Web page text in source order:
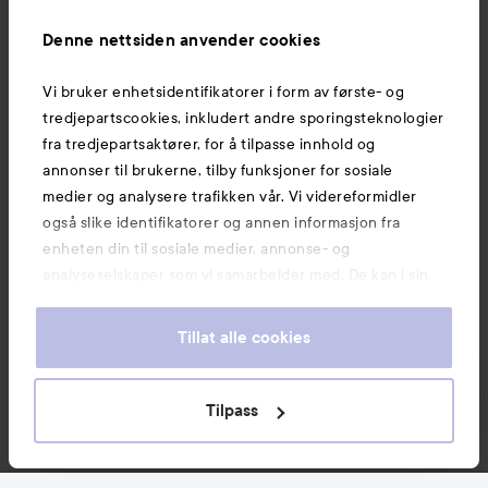
Denne nettsiden anvender cookies
Vi bruker enhetsidentifikatorer i form av første- og
tredjepartscookies, inkludert andre sporingsteknologier
fra tredjepartsaktører, for å tilpasse innhold og
annonser til brukerne, tilby funksjoner for sosiale
medier og analysere trafikken vår. Vi videreformidler
også slike identifikatorer og annen informasjon fra
enheten din til sosiale medier, annonse- og
analyseselskaper som vi samarbeider med. De kan i sin
informasjon som du har oppgitt eller som de har samlet
våre cookies ved å fortsette å bruke nettsiden vår. For
informasjon om hvordan du kan endre innstillingene for
Tillat alle cookies
Tilpass
Informasjon
Også av interesse
E-handel av Avensia